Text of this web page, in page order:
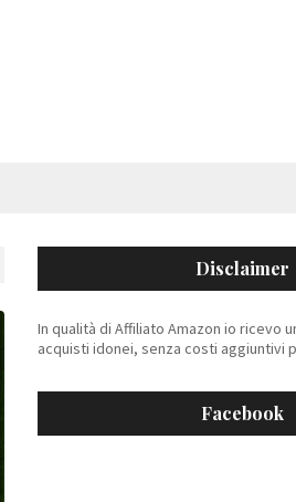
Disclaimer
In qualità di Affiliato Amazon io ricevo
acquisti idonei, senza costi aggiuntivi
Facebook